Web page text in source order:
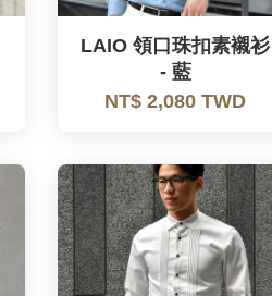
LAIO 領口珠扣素襯衫
- 藍
NT$ 2,080 TWD